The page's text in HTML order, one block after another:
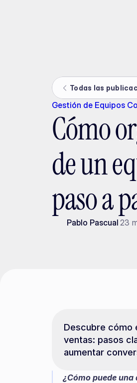
Todas las
Gestión de Equipos
Cómo
de un
paso a
Pablo Pascual 23
Descubre cómo
ventas: pasos
aumentar
¿Cómo puede